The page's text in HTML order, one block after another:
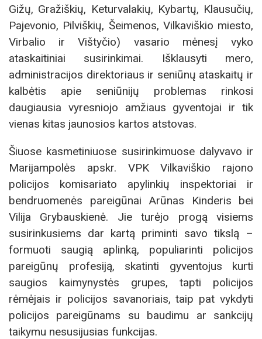
Gižų, Gražiškių, Keturvalakių, Kybartų, Klausučių,
Pajevonio, Pilviškių, Šeimenos, Vilkaviškio miesto,
Virbalio ir Vištyčio) vasario mėnesį vyko
ataskaitiniai susirinkimai. Išklausyti mero,
administracijos direktoriaus ir seniūnų ataskaitų ir
kalbėtis apie seniūnijų problemas rinkosi
daugiausia vyresniojo amžiaus gyventojai ir tik
vienas kitas jaunosios kartos atstovas.
Šiuose kasmetiniuose susirinkimuose dalyvavo ir
Marijampolės apskr. VPK Vilkaviškio rajono
policijos komisariato apylinkių inspektoriai ir
bendruomenės pareigūnai Arūnas Kinderis bei
Vilija Grybauskienė. Jie turėjo progą visiems
susirinkusiems dar kartą priminti savo tikslą –
formuoti saugią aplinką, populiarinti policijos
pareigūnų profesiją, skatinti gyventojus kurti
saugios kaimynystės grupes, tapti policijos
rėmėjais ir policijos savanoriais, taip pat vykdyti
policijos pareigūnams su baudimu ar sankcijų
taikymu nesusijusias funkcijas.